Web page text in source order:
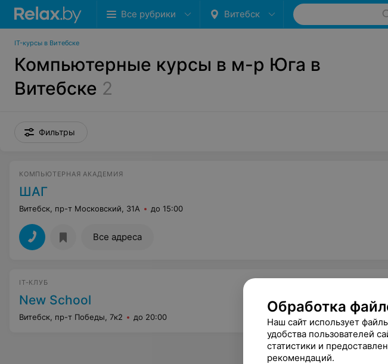
Все рубрики Витебск
IT-курсы в Витебске
Компьютерные курсы в м-р Юга в
Витебске 2
Фильтры
КОМПЬЮТЕРНАЯ АКАДЕМИЯ
ШАГ
Витебск, пр-т Московский, 31А до 15:00
Все адреса
IT-КЛУБ
New School
Витебск, пр-т Победы, 7к2 до 20:00
Обработка
Наш сайт использует
удобства пользователей
статистики и
рекомендаций.